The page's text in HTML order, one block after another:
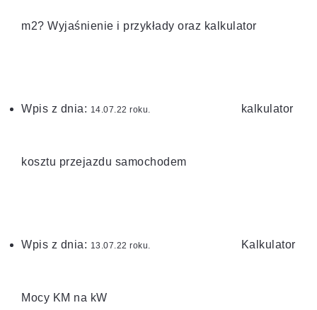
m2? Wyjaśnienie i przykłady oraz kalkulator
Wpis z dnia: roku. kalkulator
kosztu przejazdu samochodem
Wpis z dnia: roku. Kalkulator
Mocy KM na kW